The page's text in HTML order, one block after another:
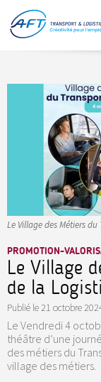
contenu
principal
Le Village des Métiers
PROMOTION-
Le Village
de la
Publié le 21 octobre
Le Vendredi 4
théâtre d’une
des métiers du
village des métiers.